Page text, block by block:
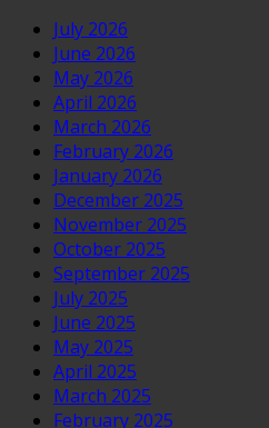
July 2026
June 2026
May 2026
April 2026
March 2026
February 2026
January 2026
December 2025
November 2025
October 2025
September 2025
July 2025
June 2025
May 2025
April 2025
March 2025
February 2025